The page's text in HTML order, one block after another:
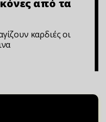
από τα
καρδιές οι